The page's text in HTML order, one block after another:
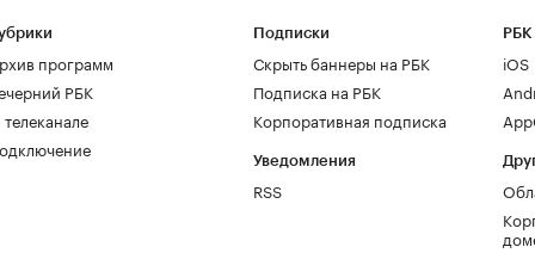
программ
РБК
Подписки
Скрыть баннеры на РБК
Подписка на РБК
Корпоративная подписка
Уведомления
RSS
РБК
iOS